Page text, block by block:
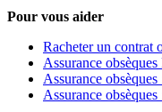
Pour vous aider
Racheter un contrat
Assurance
Assurance
Assurance